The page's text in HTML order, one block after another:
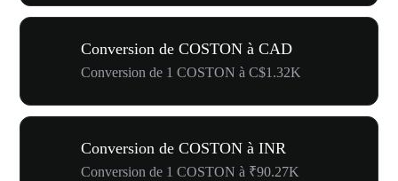
Conversion de COSTON à CAD
Conversion de 1 COSTON à C$1.32K
Conversion de COSTON à INR
Conversion de 1 COSTON à ₹90.27K